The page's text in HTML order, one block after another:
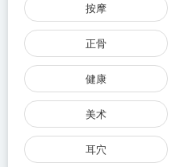
按摩
正骨
健康
美术
耳穴